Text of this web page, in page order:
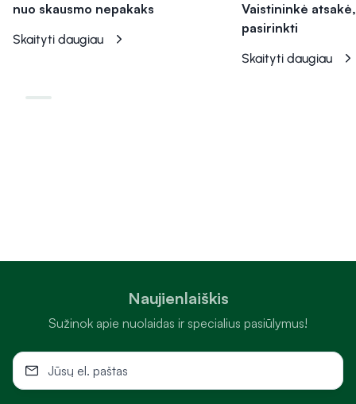
nuo skausmo nepakaks
Skaityti daugiau
Vaistininkė
pasirinkti
Skaityti daugiau
Naujienlaiškis
Sužinok apie nuolaidas ir specialius pasiūlymus!